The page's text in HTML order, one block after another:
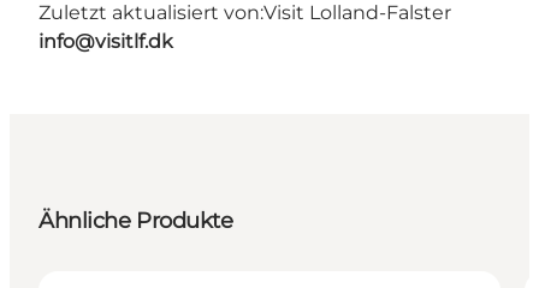
Zuletzt aktualisiert von:Visit Lolland-Falster
info@visitlf.dk
Ähnliche Produkte